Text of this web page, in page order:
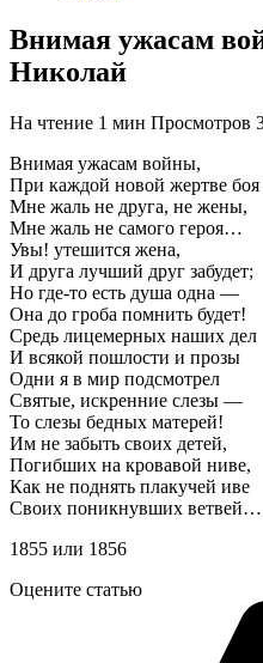
Внимая ужасам
Николай
На чтение 1 мин Просмотров
Внимая ужасам войны,
При каждой новой жертве боя
Мне жаль не друга, не жены,
Мне жаль не самого героя…
Увы! утешится жена,
И друга лучший друг забудет;
Но где-то есть душа одна —
Она до гроба помнить будет!
Средь лицемерных наших дел
И всякой пошлости и прозы
Одни я в мир подсмотрел
Святые, искренние слезы —
То слезы бедных матерей!
Им не забыть своих детей,
Погибших на кровавой ниве,
Как не поднять плакучей иве
Своих поникнувших ветвей…
1855 или 1856
Оцените статью